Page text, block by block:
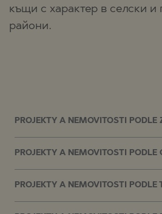
къщи с характер в селски и
райони.
PROJEKTY A NEMOVITOSTI PODLE
PROJEKTY A NEMOVITOSTI PODLE
PROJEKTY A NEMOVITOSTI PODLE